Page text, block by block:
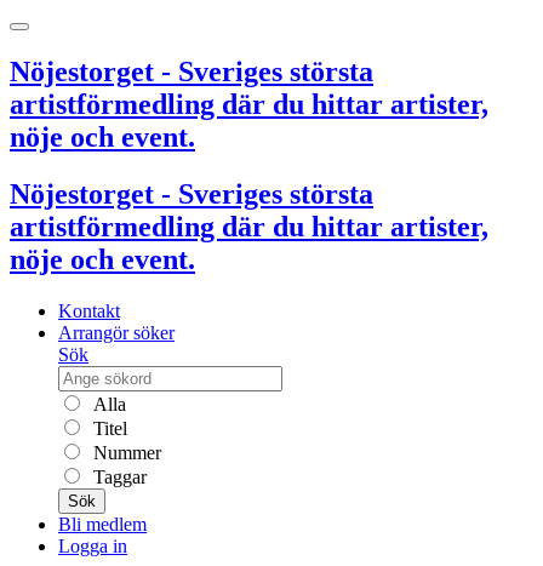
Nöjestorget - Sveriges största
artistförmedling där du hittar artister,
nöje och event.
Nöjestorget - Sveriges största
artistförmedling där du hittar artister,
nöje och event.
Kontakt
Arrangör söker
Sök
Alla
Titel
Nummer
Taggar
Sök
Bli medlem
Logga in